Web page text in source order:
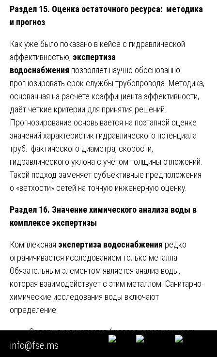
Раздел 15. Оценка остаточного ресурса: методика
и прогноз
Как уже было показано в кейсе с гидравлической
эффективностью, экспертиза
водоснабжения позволяет научно обоснованно
прогнозировать срок службы трубопровода. Методика,
основанная на расчёте коэффициента эффективности,
даёт четкие критерии для принятия решений.
Прогнозирование основывается на поэтапной оценке
значений характеристик гидравлического потенциала
труб: фактического диаметра, скорости,
гидравлического уклона с учётом толщины отложений.
Такой подход заменяет субъективные предположения
о «ветхости» сетей на точную инженерную оценку.
Раздел 16. Значение химического анализа воды в
комплексе экспертизы
Комплексная экспертиза водоснабжения редко
ограничивается исследованием только металла.
Обязательным элементом является анализ воды,
которая взаимодействует с этим металлом. Санитарно-
химические исследования воды включают
определение:
Содержания металлов (железо, марганец, медь,
свинец и др.) методом атомно-абсорбционной
info@fse.ms